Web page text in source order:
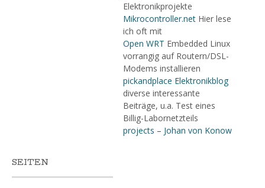
Elektronikprojekte
Mikrocontroller.netHier lese
ich oft mit
Open WRT Embedded Linux
vorrangig auf Routern/DSL-
Modems installieren
pickandplace Elektronikblog
diverse interessante
Beiträge, u.a. Test eines
Billig-Labornetzteils
projects – Johan von Konow
SEITEN